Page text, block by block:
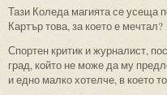
Тази Коледа магията се усеща
Картър това, за което е мечтал?
Спортен критик и журналист,
град, който не може да му
и едно малко хотелче, в което